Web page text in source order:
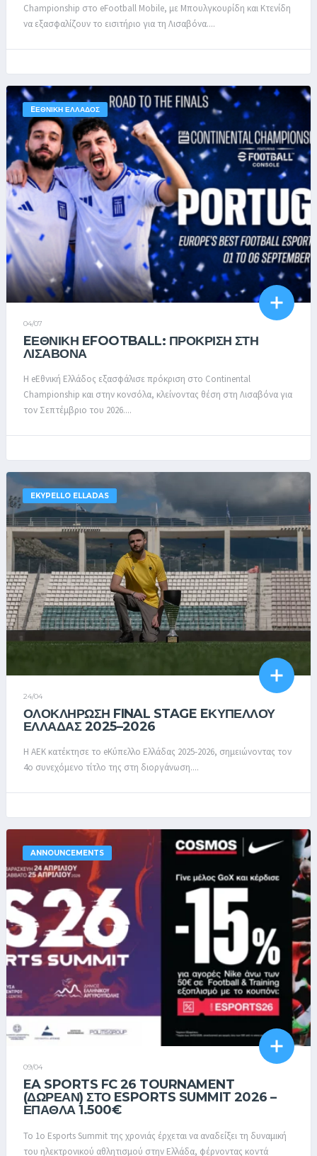
Championship στο eFootball Mobile, με Μπουλγκουρίδη και Κτενίδη
να εξασφαλίζουν το εισιτήριο για τη Λισαβόνα....
EΕΘΝΙΚΉ ΕΛΛΆΔΟΣ
04/07
EΕΘΝΙΚΉ EFOOTBALL: ΠΡΌΚΡΙΣΗ ΣΤΗ
ΛΙΣΑΒΌΝΑ
Η eΕθνική Ελλάδος εξασφάλισε πρόκριση στο Continental
Championship και στην κονσόλα, κλείνοντας θέση στη Λισαβόνα για
τον Σεπτέμβριο του 2026....
EKYPELLO ELLADAS
24/04
ΟΛΟΚΛΉΡΩΣΗ FINAL STAGE EΚΥΠΈΛΛΟΥ
ΕΛΛΆΔΑΣ 2025–2026
Η ΑΕΚ κατέκτησε το eΚύπελλο Ελλάδας 2025-2026, σημειώνοντας τον
4ο συνεχόμενο τίτλο της στη διοργάνωση....
ANNOUNCEMENTS
09/04
EA SPORTS FC 26 TOURNAMENT
(ΔΩΡΕΑΝ) ΣΤΟ ESPORTS SUMMIT 2026 –
ΈΠΑΘΛΑ 1.500€
Το 1o Esports Summit της χρονιάς έρχεται να αναδείξει τη δυναμική
του ηλεκτρονικού αθλητισμού στην Ελλάδα, φέρνοντας κοντά